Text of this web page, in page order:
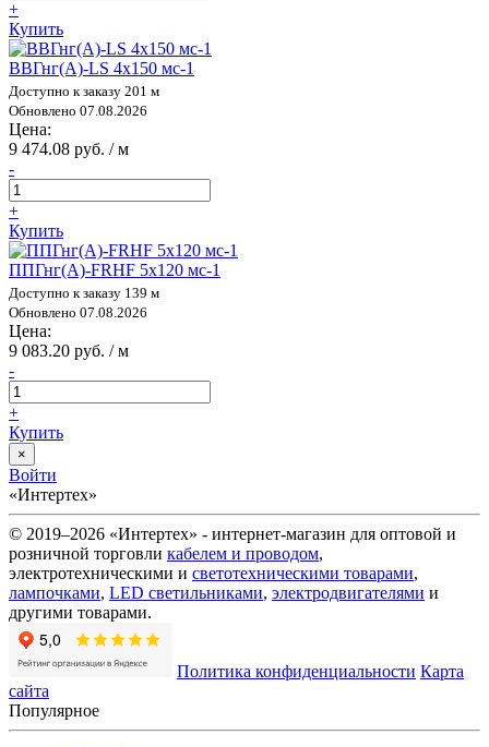
+
Купить
ВВГнг(А)-LS 4х150 мс-1
Доступно к заказу 201 м
Обновлено 07.08.2026
Цена:
9 474.08 руб. / м
-
+
Купить
ППГнг(А)-FRHF 5х120 мс-1
Доступно к заказу 139 м
Обновлено 07.08.2026
Цена:
9 083.20 руб. / м
-
+
Купить
×
Войти
«Интертех»
© 2019–2026 «Интертех» - интернет-магазин для оптовой и
розничной торговли кабелем и проводом,
электротехническими и светотехническими товарами,
лампочками, LED светильниками, электродвигателями и
другими товарами.
Политика конфиденциальности Карта
сайта
Популярное